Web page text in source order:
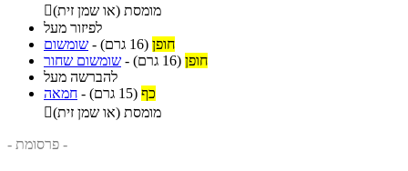
מומסת (או שמן זית)
לפיזור מעל
שומשום - חופן (16 גרם)
שומשום שחור - חופן (16 גרם)
להברשה מעל
חמאה - כף (15 גרם)
מומסת (או שמן זית)
- פרסומת -